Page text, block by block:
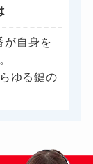
が自身を
ゆる鍵の